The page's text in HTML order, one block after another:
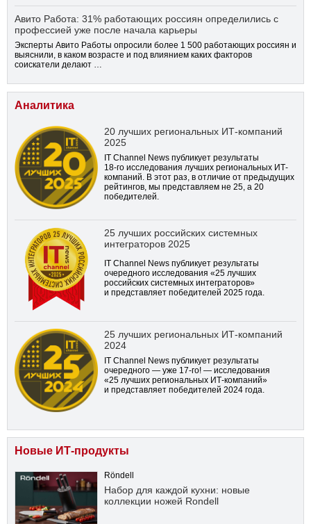
Авито Работа: 31% работающих россиян определились с
профессией уже после начала карьеры
Эксперты Авито Работы опросили более 1 500 работающих россиян и
выяснили, в каком возрасте и под влиянием каких факторов
соискатели делают …
Аналитика
20 лучших региональных ИТ-компаний
2025
IT Channel News публикует результаты
18-го исследования лучших региональных ИТ-
компаний. В этот раз, в отличие от предыдущих
рейтингов, мы представляем не 25, а 20
победителей.
25 лучших российских системных
интеграторов 2025
IT Channel News публикует результаты
очередного исследования «25 лучших
российских системных интеграторов»
и представляет победителей 2025 года.
25 лучших региональных ИТ-компаний
2024
IT Channel News публикует результаты
очередного — уже 17-го! — исследования
«25 лучших региональных ИТ-компаний»
и представляет победителей 2024 года.
Новые ИТ-продукты
Röndell
Набор для каждой кухни: новые
коллекции ножей Rondell